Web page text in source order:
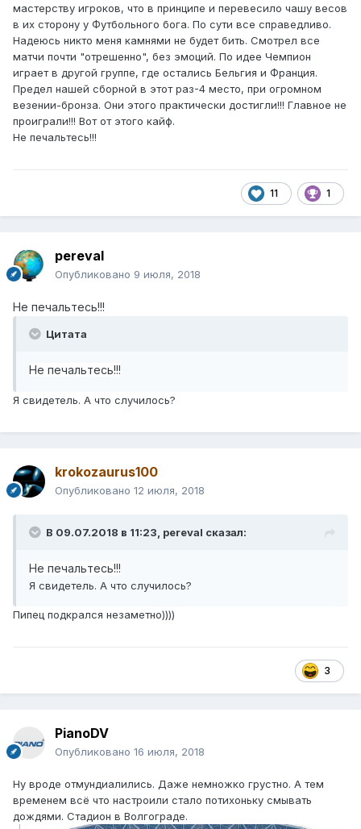
мастерству игроков, что в принципе и перевесило чашу весов
в их сторону у Футбольного бога. По сути все справедливо.
Надеюсь никто меня камнями не будет бить. Смотрел все
матчи почти "отрешенно", без эмоций. По идее Чемпион
играет в другой группе, где остались Бельгия и Франция.
Предел нашей сборной в этот раз-4 место, при огромном
везении-бронза. Они этого практически достигли!!! Главное не
проиграли!!! Вот от этого кайф.
Не печальтесь!!!
11 1
pereval
Опубликовано 9 июля, 2018
Не печальтесь!!!
Цитата
Не печальтесь!!!
Я свидетель. А что случилось?
krokozaurus100
Опубликовано 12 июля, 2018
В 09.07.2018 в 11:23, pereval сказал:
Не печальтесь!!!
Я свидетель. А что случилось?
Пипец подкрался незаметно))))
3
PianoDV
Опубликовано 16 июля, 2018
Ну вроде отмундиалились. Даже немножко грустно. А тем
временем всё что настроили стало потихоньку смывать
дождями. Стадион в Волгограде.